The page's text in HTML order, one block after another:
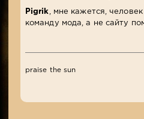
Pigrik, мне кажется, человек
команду мода, а не сайту
praise the sun